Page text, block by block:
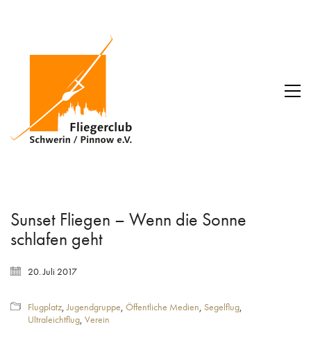
Sunset Fliegen – Wenn die Sonne
schlafen geht
20. Juli 2017
Flugplatz,Jugendgruppe, Öffentliche Medien, Segelflug,
Ultraleichtflug, Verein